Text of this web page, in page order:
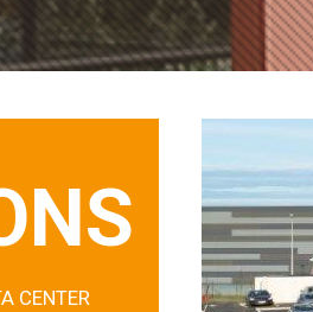
CENTER